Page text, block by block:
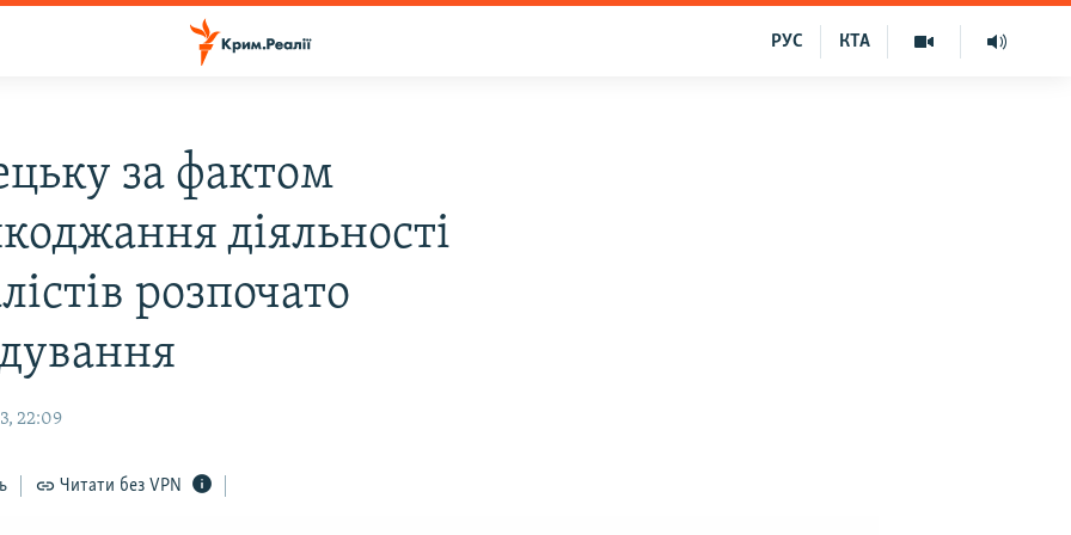
КТА
РУС
за фактом
діяльності
розпочато
22:09
Читати без VPN